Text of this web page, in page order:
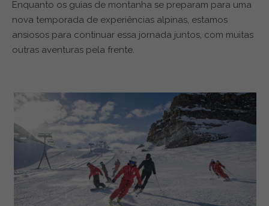
Enquanto os guias de montanha se preparam para uma
nova temporada de experiências alpinas, estamos
ansiosos para continuar essa jornada juntos, com muitas
outras aventuras pela frente.